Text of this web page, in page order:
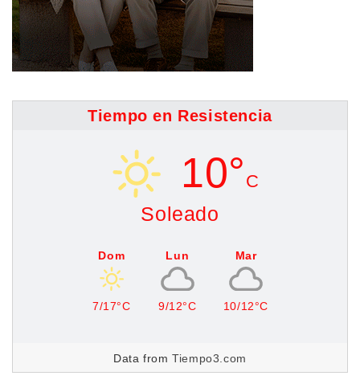
Tiempo en Resistencia
10° C
Soleado
Dom
7/17°C
Lun
9/12°C
Mar
10/12°C
Data fromTiempo3.com